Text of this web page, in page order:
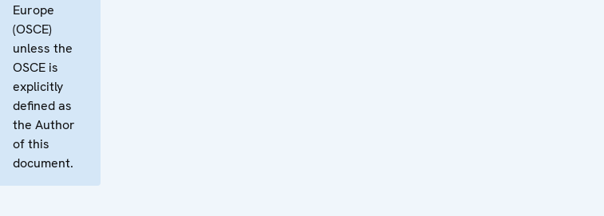
Europe
(OSCE)
unless the
OSCE is
explicitly
defined as
the Author
of this
document.